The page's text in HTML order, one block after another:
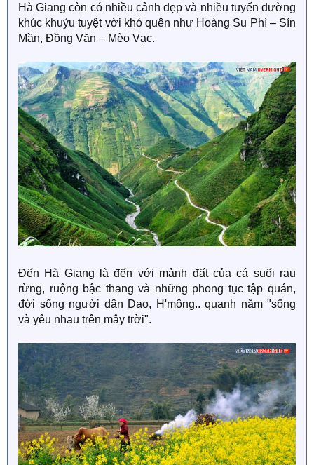
Hà Giang còn có nhiều cảnh đẹp và nhiều tuyến đường
khúc khuỷu tuyệt vời khó quên như Hoàng Su Phì – Sín
Mần, Đồng Văn – Mèo Vạc.
Đến Hà Giang là đến với mảnh đất của cá suối rau
rừng, ruộng bậc thang và những phong tục tập quán,
đời sống người dân Dao, H'mông.. quanh năm "sống
và yêu nhau trên mây trời".